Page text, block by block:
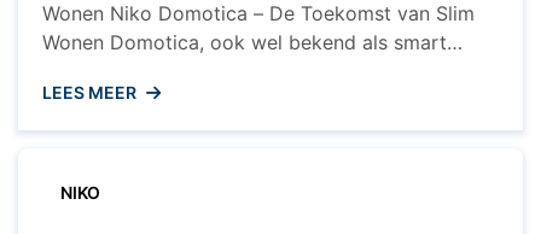
Wonen Niko Domotica – De Toekomst van Slim
Wonen Domotica, ook wel bekend als smart
waarop we wonen en leven. Een toonaangevend
merk op het gebied van domotica is Niko. Met
systemen speelt Niko een cruciale rol in het ...
LEES MEER
NIKO